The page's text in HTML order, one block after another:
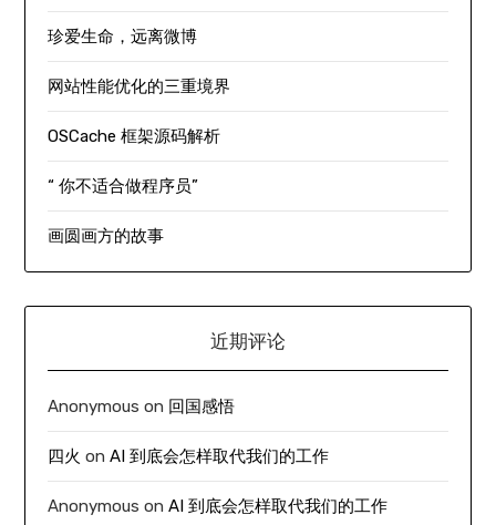
珍爱生命，远离微博
网站性能优化的三重境界
OSCache 框架源码解析
“ 你不适合做程序员”
画圆画方的故事
近期评论
Anonymous on 回国感悟
四火 onAI 到底会怎样取代我们的工作
Anonymous onAI 到底会怎样取代我们的工作